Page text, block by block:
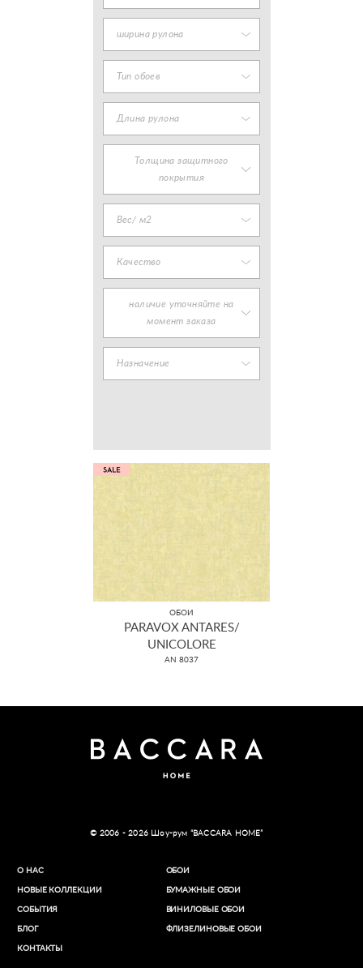
ширина рулона
Тип обоев
Длина рулона
Толщина защитного
покрытия
Вес/ м2
Качество
наличие уточняйте на
момент заказа
Назначение
ОБОИ
PARAVOX ANTARES/
UNICOLORE
AN 8037
© 2006 - 2026 Шоу-рум “BACCARA HOME”
О НАС
НОВЫЕ КОЛЛЕКЦИИ
СОБЫТИЯ
БЛОГ
КОНТАКТЫ
ОБОИ
БУМАЖНЫЕ ОБОИ
ВИНИЛОВЫЕ ОБОИ​
ФЛИЗЕЛИНОВЫЕ ОБОИ